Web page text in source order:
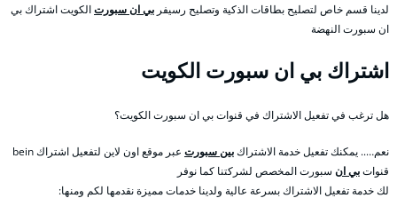
لدينا قسم خاص لتصليح بطاقات الذكية وتصليح رسيفر بي ان سبورتالكويت اشتراك بي
ان سبورت النهضة
اشتراك بي ان سبورت الكويت
هل ترغب في تفعيل الاشتراك في قنوات بي ان سبورت الكويت؟
نعم….. يمكنك تفعيل خدمة الاشتراكبين سبورت
عبر موقع اون لاين لتفعيل اشتراك bein
قنواتبي ان سبورت المخصص لشركتنا كما نوفر
لك خدمة تفعيل الاشتراك بسرعة عالية ولدينا خدمات مميزة نقدمها لكم ومنها: